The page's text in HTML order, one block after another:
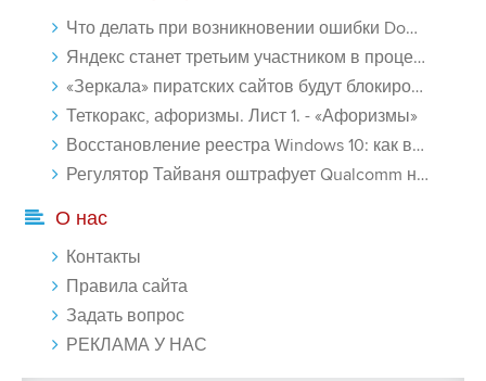
Что делать при возникновении ошибки Download interrupted в Chrome - «Windows»
Яндекс станет третьим участником в процессе ФАС против Google - «Интернет»
«Зеркала» пиратских сайтов будут блокироваться! - «Интернет»
Теткоракс, афоризмы. Лист 1. - «Афоризмы»
Восстановление реестра Windows 10: как восстановить реестр Виндовс 10 - «Windows»
Регулятор Тайваня оштрафует Qualcomm на $774 млн - «Новости сети»
О нас
Контакты
Правила сайта
Задать вопрос
РЕКЛАМА У НАС